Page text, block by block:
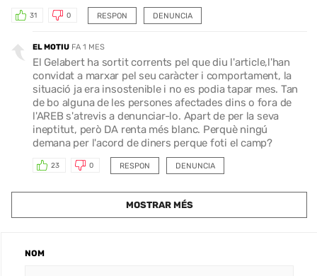
RESPON
31 0 DENUNCIA
EL MOTIU FA 1 MES
El Gelabert ha sortit corrents pel que diu l'article,l'han
convidat a marxar pel seu caràcter i comportament, la
situació ja era insostenible i no es podia tapar mes. Tan
de bo alguna de les persones afectades dins o fora de
l'AREB s'atrevis a denunciar-lo. Apart de per la seva
ineptitut, però DA renta més blanc. Perquè ningú
demana per l'acord de diners perque foti el camp?
RESPON
23 0 DENUNCIA
MOSTRAR MÉS
NOM